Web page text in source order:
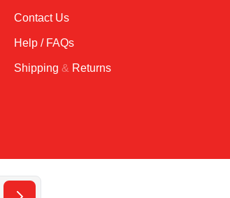
Contact Us
Help / FAQs
Shipping & Returns